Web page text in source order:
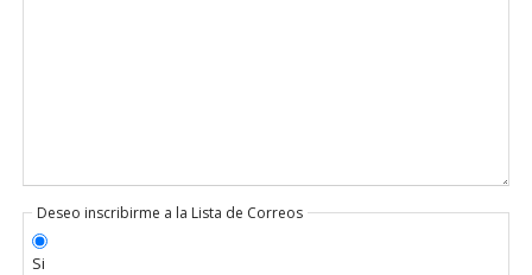
Deseo inscribirme a la Lista de Correos
Si